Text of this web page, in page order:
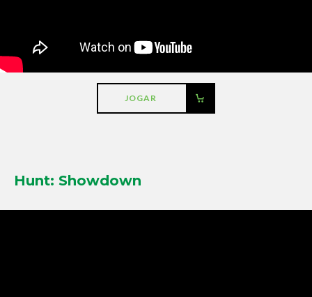
JOGAR
Hunt: Showdown